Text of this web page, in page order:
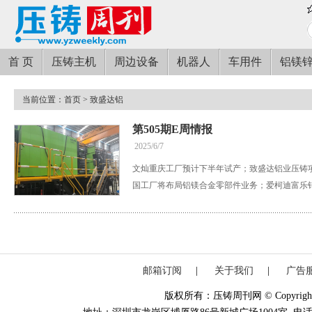
首 页 压铸主机 周边设备 机器人 车用件 铝镁
当前位置： 首页 > 致盛达铝
第505期E周情报
2025/6/7
文灿重庆工厂预计下半年试产；致盛达铝业压
国工厂将布局铝镁合金零部件业务；爱柯迪富
邮箱订阅 关于我们 广告
版权所有：压铸周刊网 ©